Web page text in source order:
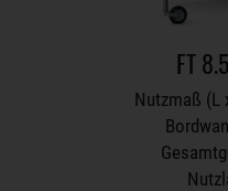
FT
Nutzmaß (L